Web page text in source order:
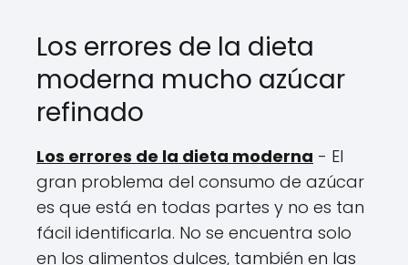
Los errores de la dieta
moderna mucho azúcar
refinado
Los errores de la dieta moderna - El
gran problema del consumo de azúcar
es que está en todas partes y no es tan
fácil identificarla. No se encuentra solo
en los alimentos dulces, también en las